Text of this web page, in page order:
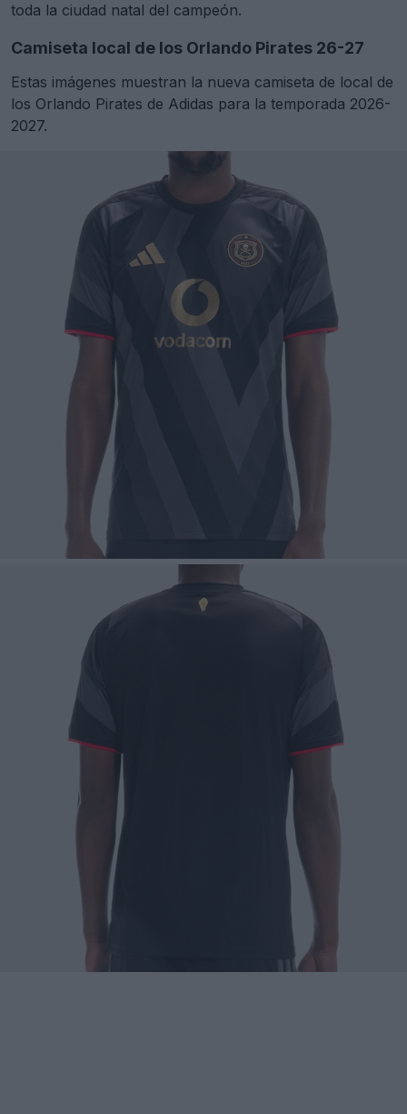
toda la ciudad natal del campeón.
Camiseta local de los Orlando Pirates 26-27
Estas imágenes muestran la nueva camiseta de local de
los Orlando Pirates de Adidas para la temporada 2026-
2027.